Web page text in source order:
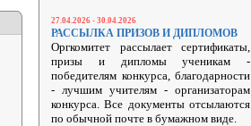
27.04.2026 - 30.04.2026
РАССЫЛКА ПРИЗОВ И ДИПЛОМОВ
Оргкомитет рассылает сертификаты,
призы и дипломы ученикам -
победителям конкурса, благодарности
- лучшим учителям - организаторам
конкурса. Все документы отсылаются
по обычной почте в бумажном виде.